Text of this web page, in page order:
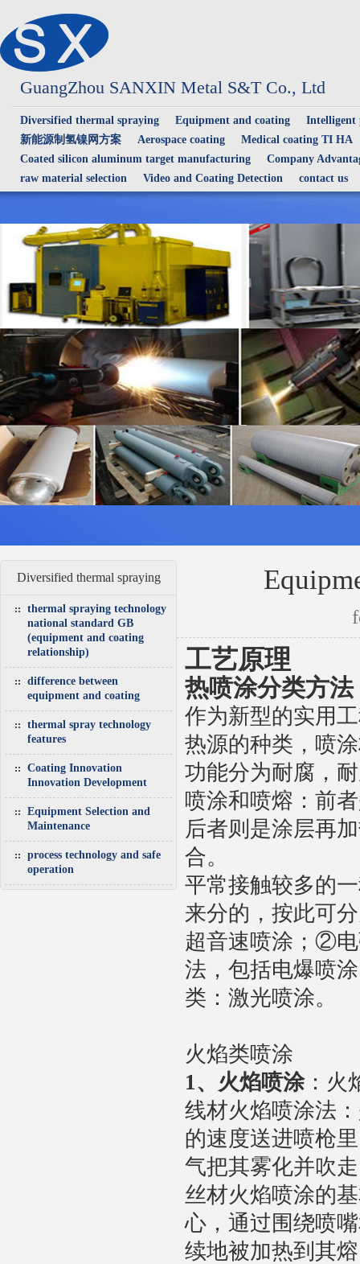
GuangZhou SANXIN Metal S&T Co., Ltd
Diversified thermal spraying Equipment and coating
Intelligent
新能源制氢镍网方案
Aerospace coating
Medical coating TI HA
Coated silicon aluminum target manufacturing
Company
raw material selection
Video and Coating Detection contact us
Diversified thermal spraying
thermal spraying technology
national standard GB
(equipment and coating
relationship)
difference between
equipment and coating
thermal spray technology
features
Coating Innovation
Innovation Development
Equipment Selection and
Maintenance
process technology and safe
operation
工艺原理
热喷涂分类方法
作为新型的实用
热源的种类，喷
功能分为耐腐，
喷涂和喷熔：前
后者则是涂层再
合。
平常接触较多的
来分的，按此可
超音速喷涂；②
法，包括电爆喷
类：激光喷涂。
火焰类喷涂
1、火焰喷涂：火
线材火焰喷涂法
的速度送进喷枪
气把其雾化并吹
丝材火焰喷涂的
心，通过围绕喷
续地被加热到其